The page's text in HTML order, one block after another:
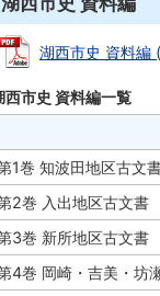
湖西市史 資料編
西市史 資料編一覧
1巻 知波田地区古文
2巻 入出地区古文書
3巻 新所地区古文書
4巻 岡崎・吉美・坊